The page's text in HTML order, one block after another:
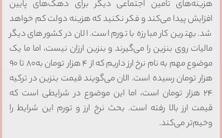
هزینه‌های تامین اجتماعی دیگر برای دهک‌های پایین
افزایش پیدا می‌کند و فکر نکنید که هزینه دولت کم خواهد
شد. بهترین کار مبارزه با تورم است. الان در کشورهای دیگر
مالیات روی بنزین را می‌گیرند و بنزین ارزان نیست، اما ما یک
موضوع مهم به نام نرخ ارز داریم که از ۴ هزار تومان به۸۰ تا ۹۰
هزار تومان رسیده است. الان می‌گویند قیمت بنزین در ترکیه
۲۴ هزار تومان است، اما این موضوع در شرایطی است که
قیمت ارز بالا رفته است. بحث نرخ ارز و تورم این شرایط را
وخیم‌تر می‌کند.